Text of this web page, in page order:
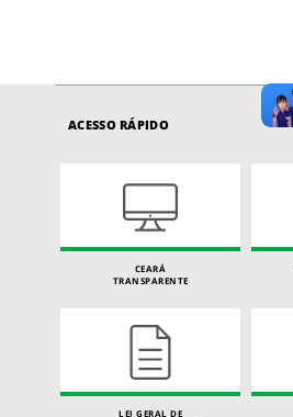
ACESSO RÁPIDO
CEARÁ
TRANSPARENTE
LEI GERAL DE